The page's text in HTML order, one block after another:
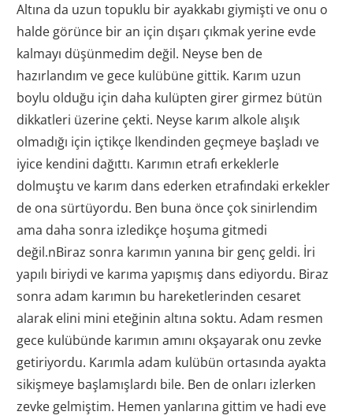
Altına da uzun topuklu bir ayakkabı giymişti ve onu o
halde görünce bir an için dışarı çıkmak yerine evde
kalmayı düşünmedim değil. Neyse ben de
hazırlandım ve gece kulübüne gittik. Karım uzun
boylu olduğu için daha kulüpten girer girmez bütün
dikkatleri üzerine çekti. Neyse karım alkole alışık
olmadığı için içtikçe lkendinden geçmeye başladı ve
iyice kendini dağıttı. Karımın etrafı erkeklerle
dolmuştu ve karım dans ederken etrafındaki erkekler
de ona sürtüyordu. Ben buna önce çok sinirlendim
ama daha sonra izledikçe hoşuma gitmedi
değil.nBiraz sonra karımın yanına bir genç geldi. İri
yapılı biriydi ve karıma yapışmış dans ediyordu. Biraz
sonra adam karımın bu hareketlerinden cesaret
alarak elini mini eteğinin altına soktu. Adam resmen
gece kulübünde karımın amını okşayarak onu zevke
getiriyordu. Karımla adam kulübün ortasında ayakta
sikişmeye başlamışlardı bile. Ben de onları izlerken
zevke gelmiştim. Hemen yanlarına gittim ve hadi eve